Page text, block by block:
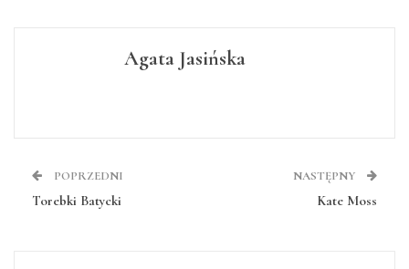
Agata Jasińska
POPRZEDNI
Torebki Batycki
NASTĘPNY
Kate Moss